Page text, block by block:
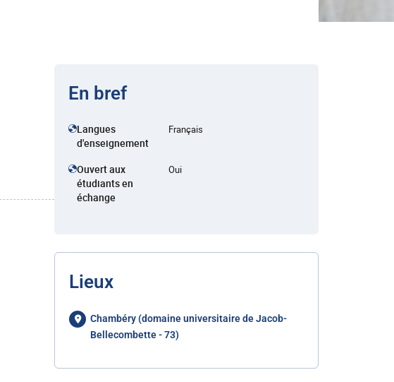
En bref
Langues
d'enseignement
Français
Ouvert aux
étudiants en
échange
Oui
Lieux
Chambéry (domaine universitaire de Jacob-
Bellecombette - 73)